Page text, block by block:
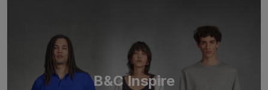
B&C Inspire